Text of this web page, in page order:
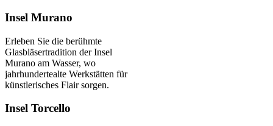
Insel Murano
Erleben Sie die berühmte
Glasbläsertradition der Insel
Murano am Wasser, wo
jahrhundertealte Werkstätten für
künstlerisches Flair sorgen.
Insel Torcello